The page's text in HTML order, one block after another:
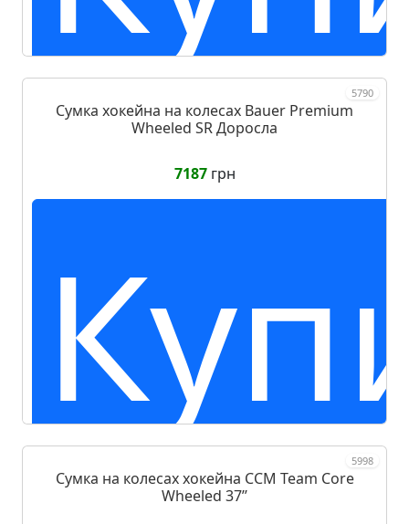
5790
Сумка хокейна на колесах Bauer Premium
Wheeled SR Доросла
7187грн
5998
Сумка на колесах хокейна CCM Team Core
Wheeled 37ʼʼ